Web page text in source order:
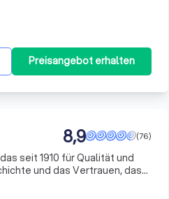
Preisangebot erhalten
(76)
8,9
seit 1910 für Qualität und
und das Vertrauen, das